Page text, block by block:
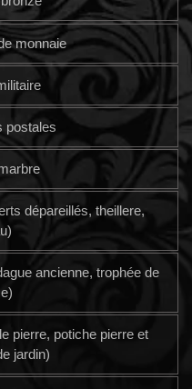
monnaie
postales
dépareillés, theillere,
ancienne, trophée de
pierre, potiche pierre et
jardin)